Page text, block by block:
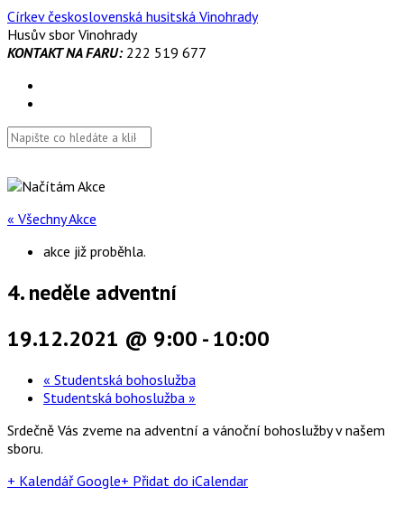
Skip
to
content
Církev československá husitská Vinohrady
Husův sbor Vinohrady
KONTAKT NA FARU:222 519 677
« Všechny Akce
akce již proběhla.
4. neděle adventní
19.12.2021 @ 9:00 -10:00
« Studentská bohoslužba
Studentská bohoslužba »
Srdečně Vás zveme na adventní a vánoční bohoslužby v našem
sboru.
+ Kalendář Google+ Přidat do iCalendar